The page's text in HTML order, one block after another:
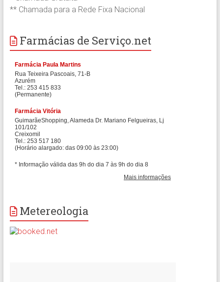
** Chamada para a Rede Fixa Nacional
Farmácias de Serviço.net
Metereologia